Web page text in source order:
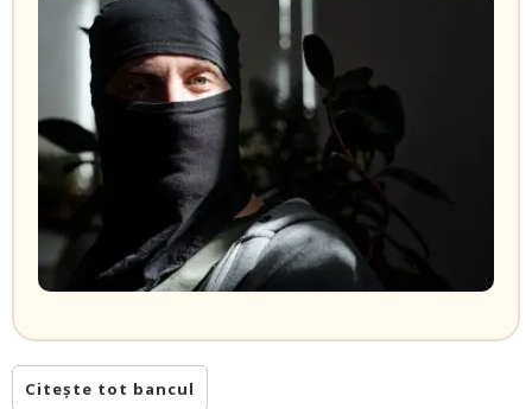
Citește tot bancul